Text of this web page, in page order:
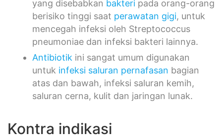
yang disebabkan bakteri pada orang-orang
berisiko tinggi saat perawatan gigi, untuk
mencegah infeksi oleh Streptococcus
pneumoniae dan infeksi bakteri lainnya.
Antibiotik ini sangat umum digunakan
untuk infeksi saluran pernafasan bagian
atas dan bawah, infeksi saluran kemih,
saluran cerna, kulit dan jaringan lunak.
Kontra indikasi